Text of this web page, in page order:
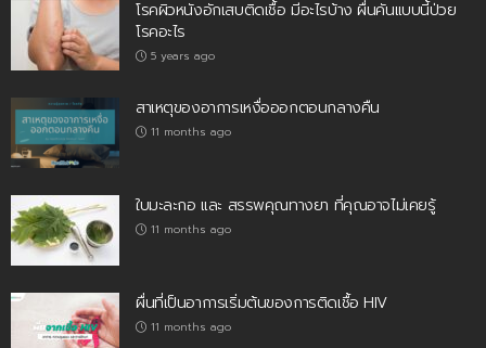
โรคผิวหนังอักเสบติดเชื้อ มีอะไรบ้าง ผื่นคันแบบนี้ป่วย
โรคอะไร
5 years ago
สาเหตุของอาการเหงื่อออกตอนกลางคืน
11 months ago
ใบมะละกอ และ สรรพคุณทางยา ที่คุณอาจไม่เคยรู้
11 months ago
ผื่นที่เป็นอาการเริ่มต้นของการติดเชื้อ HIV
11 months ago